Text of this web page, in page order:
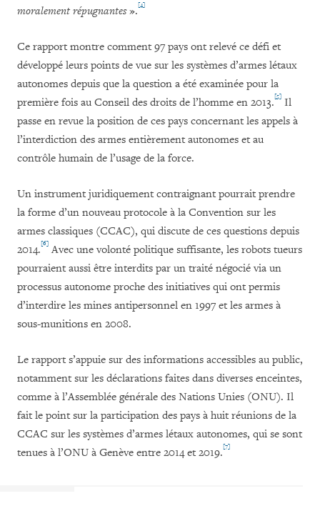
moralement répugnantes».[4]
Ce rapport montre comment 97 pays ont relevé ce défi et
développé leurs points de vue sur les systèmes d’armes létaux
autonomes depuis que la question a été examinée pour la
première fois au Conseil des droits de l’homme en 2013.[5] Il
passe en revue la position de ces pays concernant les appels à
l’interdiction des armes entièrement autonomes et au
contrôle humain de l’usage de la force.
Un instrument juridiquement contraignant pourrait prendre
la forme d’un nouveau protocole à la Convention sur les
armes classiques (CCAC), qui discute de ces questions depuis
2014.[6] Avec une volonté politique suffisante, les robots tueurs
pourraient aussi être interdits par un traité négocié via un
processus autonome proche des initiatives qui ont permis
d’interdire les mines antipersonnel en 1997 et les armes à
sous-munitions en 2008.
Le rapport s’appuie sur des informations accessibles au public,
notamment sur les déclarations faites dans diverses enceintes,
comme à l’Assemblée générale des Nations Unies (ONU). Il
fait le point sur la participation des pays à huit réunions de la
CCAC sur les systèmes d’armes létaux autonomes, qui se sont
tenues à l’ONU à Genève entre 2014 et 2019.[7]